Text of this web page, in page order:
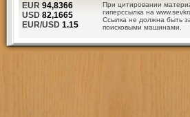
При цитировании
гиперссылка на
Ссылка не должна быть
поисковыми машинами.
EUR 94,8366
USD 82,1665
EUR/USD 1.15